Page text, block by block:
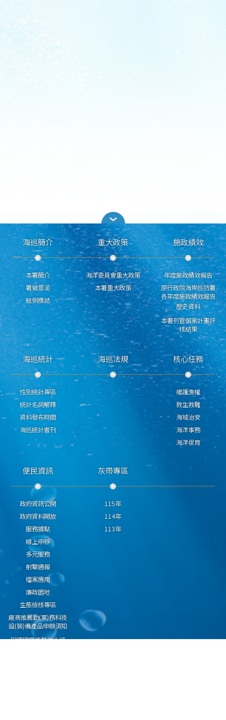
海巡簡介
本署簡介
署徽意涵
舷側標誌
重大政策
海洋委員會重大政策
本署重大政策
施政績效
年度施政績效報告
原行政院海岸巡防署
各年度施政績效報告
歷史資料
本署列管個案計畫評
核結果
海巡統計
性別統計專區
統計名詞解釋
資料發布時間
海巡統計書刊
海巡法規 核心任務
維護漁權
救生救難
海域治安
海洋事務
海洋保育
便民資訊
政府資訊公開
政府資料開放
服務據點
線上申辦
多元服務
射擊通報
檔案應用
廉政園地
生態檢核專區
廠商推薦勤(業)務科技
設(裝)備產品申辦須知
因應國際情勢強化經
灰帶專區
115年
114年
113年